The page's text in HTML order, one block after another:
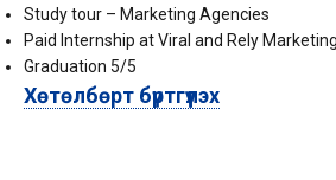
Study tour – Marketing Agencies
Paid Internship at Viral and Rely
Graduation 5/5
Хөтөлбөрт бүртгүүлэх